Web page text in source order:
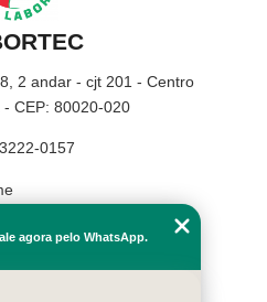
2 andar - cjt 201 - Centro
CEP: 80020-020
0157
agora pelo WhatsApp.